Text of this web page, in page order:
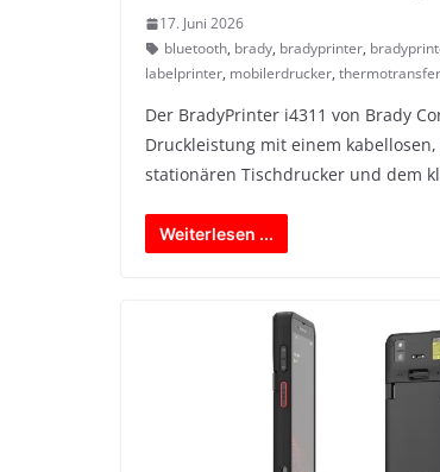
17. Juni 2026
bluetooth, brady, bradyprinter,
labelprinter, mobilerdrucker,
Der BradyPrinter i4311 von Brady
Druckleistung mit einem
stationären Tischdrucker und dem
Weiterlesen ...